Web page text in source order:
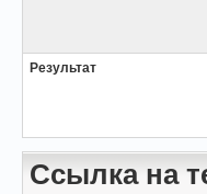
Результат
Ссылка на